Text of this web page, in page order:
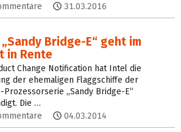
31.03.2016
Bridge-E“ geht im
in Rente
Change Notification hat Intel die
der ehemaligen Flaggschiffe der
Prozessorserie „Sandy Bridge-E“
Die …
04.03.2014